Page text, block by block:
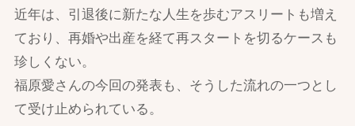
近年は、引退後に新たな人生を歩むアスリートも増え
ており、再婚や出産を経て再スタートを切るケースも
珍しくない。
福原愛さんの今回の発表も、そうした流れの一つとし
て受け止められている。